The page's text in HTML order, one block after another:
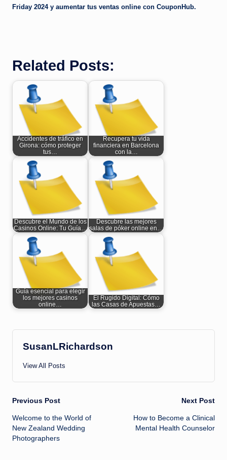
Friday 2024 y aumentar tus ventas online con CouponHub.
Related Posts:
Accidentes de tráfico en
Girona: cómo proteger
tus…
Recupera tu vida
financiera en Barcelona
con la…
Descubre el Mundo de los
Casinos Online: Tu Guía…
Descubre las mejores
salas de póker online en…
Guía esencial para elegir
los mejores casinos
online…
El Rugido Digital: Cómo
las Casas de Apuestas…
SusanLRichardson
View All Posts
Post
navigation
Previous Post
Welcome to the World of
New Zealand Wedding
Photographers
Next Post
How to Become a Clinical
Mental Health Counselor